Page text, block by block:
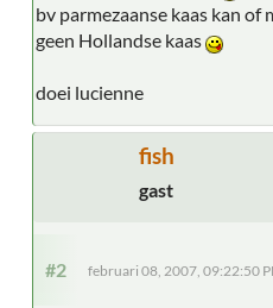
bv parmezaanse kaas kan of
geen Hollandse kaas
doei lucienne
fish
gast
#2 februari 08, 2007, 09:22:50